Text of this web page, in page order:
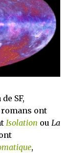
SF,
romans ont
Isolation ou La
,